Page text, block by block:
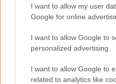
I want to allow my user
Google for online
I want to allow Google to
personalized advertising.
I want to allow Google to
related to analytics like
POPULAR VIDEOS